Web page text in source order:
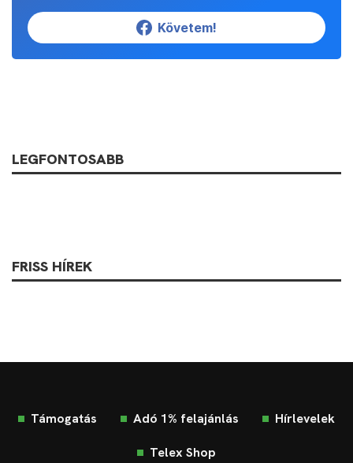
Követem!
LEGFONTOSABB
FRISS HÍREK
Támogatás Adó 1% felajánlás Hírlevelek
Telex Shop